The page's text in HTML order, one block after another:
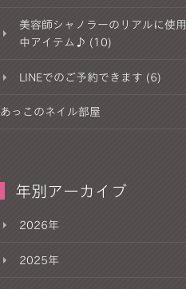
美容師シャノラーのリアルに使用
中アイテム♪ (10)
LINEでのご予約できます (6)
あっこのネイル部屋
年別アーカイブ
2026年
2025年